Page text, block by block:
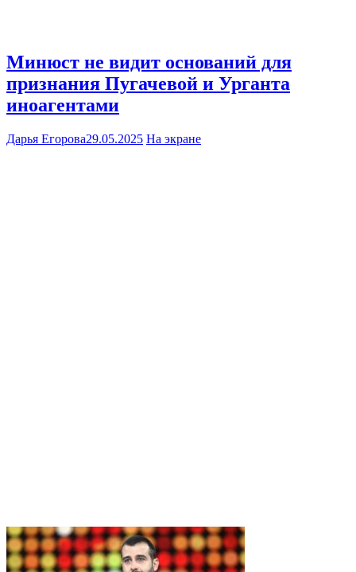
Минюст не видит оснований для
признания Пугачевой и Урганта
иноагентами
Дарья Егорова29.05.2025 На экране